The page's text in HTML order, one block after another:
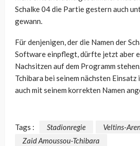
Schalke 04 die Partie gestern auch
gewann.
Für denjenigen, der die Namen der
Software einpflegt, dürfte jetzt aber
Nachsitzen auf dem Programm
Tchibara bei seinem nächsten
auch mit seinem korrekten Namen
Tags : Stadionregie
Veltins-
Zaid Amoussou-Tchibara